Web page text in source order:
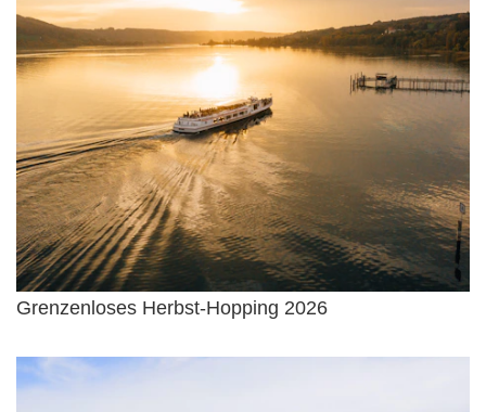
Grenzenloses Herbst-Hopping 2026